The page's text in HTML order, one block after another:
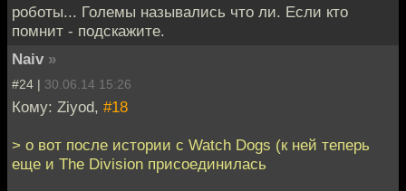
роботы... Големы назывались что ли. Если кто
помнит - подскажите.
Naiv »
#24 | 30.06.14 15:26
Кому: Ziyod, #18
> о вот после истории с Watch Dogs (к ней теперь
еще и The Division присоединилась